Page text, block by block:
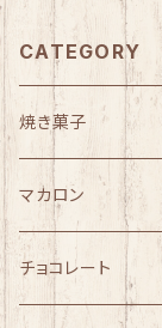
CATEGORY
焼き菓子
トレコッティ
ギフト
マカロン
チョコレート